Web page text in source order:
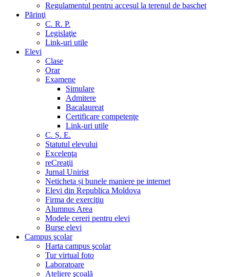
Regulamentul pentru accesul la terenul de baschet
Părinţi
C. R. P.
Legislaţie
Link-uri utile
Elevi
Clase
Orar
Examene
Simulare
Admitere
Bacalaureat
Certificare competenţe
Link-uri utile
C. Ș. E.
Statutul elevului
Excelenţa
reCreaţii
Jurnal Unirist
Neticheta și bunele maniere pe internet
Elevi din Republica Moldova
Firma de exerciţiu
Alumnus Area
Modele cereri pentru elevi
Burse elevi
Campus şcolar
Harta campus şcolar
Tur virtual foto
Laboratoare
Ateliere şcoală